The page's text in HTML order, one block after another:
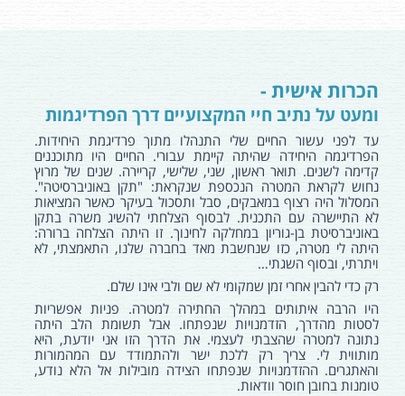
הכרות אישית -
ומעט על נתיב חיי המקצועיים דרך הפרדיגמות
עד לפני עשור החיים שלי התנהלו מתוך פרדיגמת היחידות.
הפרדיגמה היחידה שהיתה קיימת עבורי. החיים היו מתוכננים
קדימה לשנים. תואר ראשון, שני, שלישי, קריירה. שנים של מרוץ
נחוש לקראת המטרה הנכספת שנקראת: "תקן באוניברסיטה".
המסלול היה רצוף במאבקים, סבל ותסכול בעיקר כאשר המציאות
לא התיישרה עם התכנית. לבסוף הצלחתי להשיג משרה בתקן
באוניברסיטת בן-גוריון במחלקה לחינוך. זו היתה הצלחה ברורה:
היתה לי מטרה, כזו שנחשבת מאד בחברה שלנו, התאמצתי, לא
ויתרתי, ובסוף השגתי…
רק כדי להבין אחרי זמן שמקומי לא שם ולבי אינו שלם.
היו הרבה איתותים במהלך החתירה למטרה. פניות אפשריות
לסטות מהדרך, הזדמנויות שנפתחו. אבל תשומת הלב היתה
נתונה למטרה שהצבתי לעצמי. את הדרך הזו אני יודעת, היא
מותווית לי. צריך רק ללכת ישר ולהתמודד עם המהמורות
והאתגרים. ההזדמנויות שנפתחו הצידה מובילות אל הלא נודע,
טומנות בחובן חוסר וודאות.